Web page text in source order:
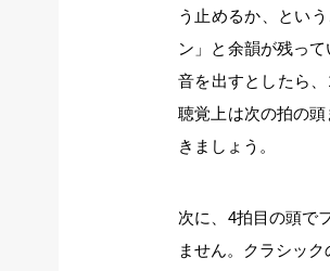
う止めるか、とい
ン」と余韻が残っ
音を出すとしたら
聴覚上は次の拍の
きましょう。
次に、4拍目の頭で
ません。クラシッ